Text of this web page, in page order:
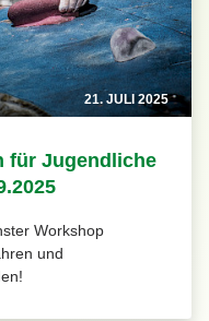
21. JULI 2025
für Jugendliche
Workshop
und